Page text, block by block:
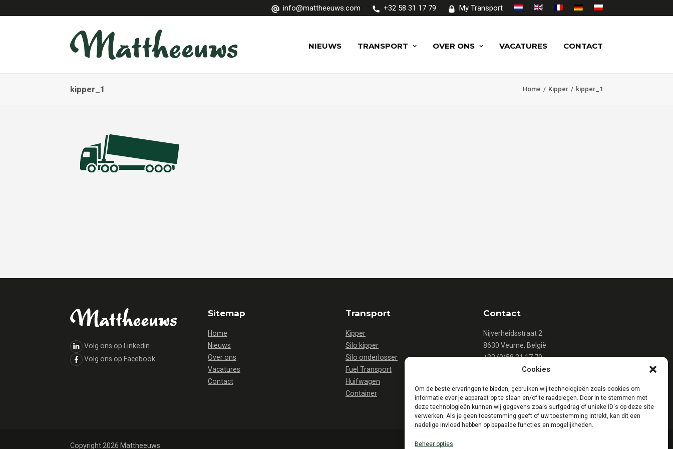
Cookies
Om de beste ervaringen te bieden, gebruiken wij technologieën zoals cookies om
informatie over je apparaat op te slaan en/of te raadplegen. Door in te stemmen met
deze technologieën kunnen wij gegevens zoals surfgedrag of unieke ID's op deze site
verwerken. Als je geen toestemming geeft of uw toestemming intrekt, kan dit een
nadelige invloed hebben op bepaalde functies en mogelijkheden.
Beheer opties
info@mattheeuws.com +32 58 31 17 79 My Transport
NIEUWS TRANSPORT OVER ONS VACATURES CONTACT
kipper_1 Home Kipper kipper_1
Volg ons op Linkedin
Volg ons op Facebook
Sitemap
Home
Nieuws
Over ons
Vacatures
Contact
Transport
Kipper
Silo kipper
Silo onderlosser
Fuel Transport
Huifwagen
Container
Contact
Nijverheidsstraat 2
8630 Veurne, België
+32 (0)58 31 17 79
+32 (0)58 31 16 15
Copyright 2026 Mattheeuws